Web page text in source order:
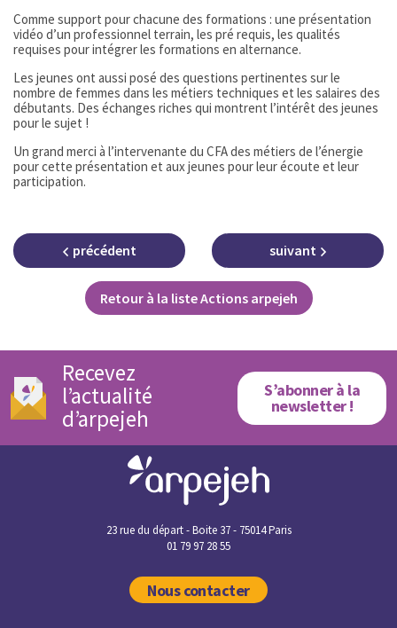
Comme support pour chacune des formations : une présentation
vidéo d’un professionnel terrain, les pré requis, les qualités
requises pour intégrer les formations en alternance.
Les jeunes ont aussi posé des questions pertinentes sur le
nombre de femmes dans les métiers techniques et les salaires des
débutants. Des échanges riches qui montrent l’intérêt des jeunes
pour le sujet !
Un grand merci à l’intervenante du CFA des métiers de l’énergie
pour cette présentation et aux jeunes pour leur écoute et leur
participation.
précédent
Retour à la liste Actions arpejeh
suivant
Recevez
l’actualité
d’arpejeh
S’abonner à la
newsletter !
23 rue du départ - Boite 37 - 75014 Paris
01 79 97 28 55
Nous contacter